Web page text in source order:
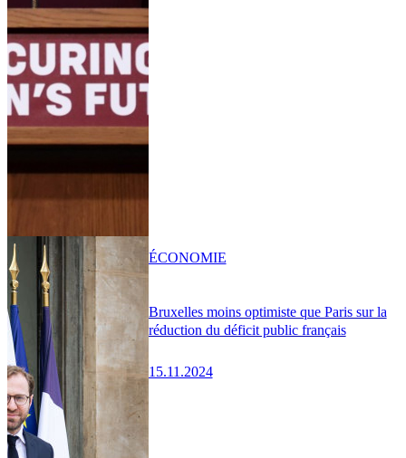
Bruxelles moins optimiste que Paris sur la
réduction du déficit public français
15.11.2024
ÉCONOMIE